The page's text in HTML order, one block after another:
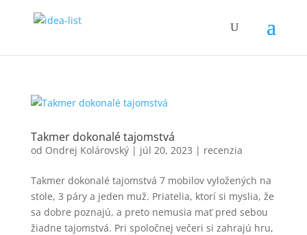
Takmer dokonalé tajomstvá
od Ondrej Kolárovský| júl 20, 2023 | recenzia
Takmer dokonalé tajomstvá 7 mobilov vyložených na
stole, 3 páry a jeden muž. Priatelia, ktorí si myslia, že
sa dobre poznajú, a preto nemusia mať pred sebou
žiadne tajomstvá. Pri spoločnej večeri si zahrajú hru,